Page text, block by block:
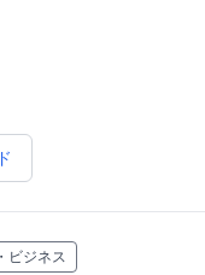
ビジネス